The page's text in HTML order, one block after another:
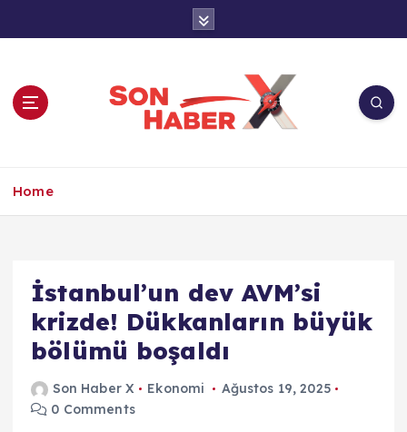
a
Home
İstanbul’un dev AVM’si
krizde! Dükkanların büyük
bölümü boşaldı
Son Haber X Ekonomi
Ağustos 19, 2025
0 Comments